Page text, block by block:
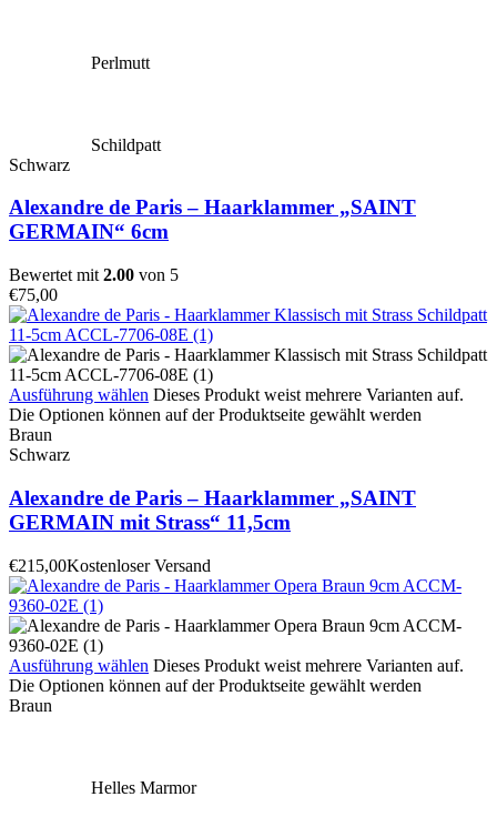
Perlmutt
Schildpatt
Schwarz
Alexandre de Paris – Haarklammer „SAINT
GERMAIN“ 6cm
Bewertet mit 2.00 von 5
€75,00
Ausführung wählen Dieses Produkt weist mehrere Varianten auf.
Die Optionen können auf der Produktseite gewählt werden
Braun
Schwarz
Alexandre de Paris – Haarklammer „SAINT
GERMAIN mit Strass“ 11,5cm
€215,00Kostenloser Versand
Ausführung wählen Dieses Produkt weist mehrere Varianten auf.
Die Optionen können auf der Produktseite gewählt werden
Braun
Helles Marmor